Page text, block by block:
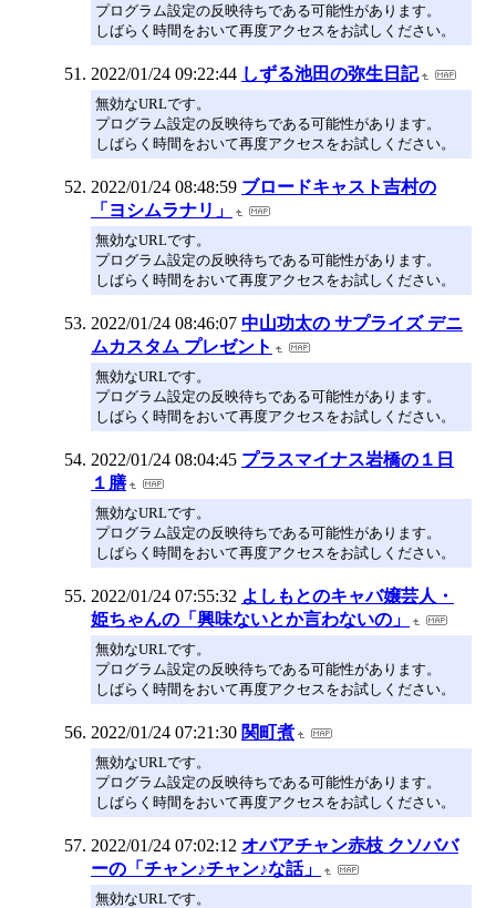
プログラム設定の反映待ちである可能性があります。
しばらく時間をおいて再度アクセスをお試しください。
2022/01/24 09:22:44 しずる池田の弥生日記
無効なURLです。
プログラム設定の反映待ちである可能性があります。
しばらく時間をおいて再度アクセスをお試しください。
2022/01/24 08:48:59 ブロードキャスト吉村の
「ヨシムラナリ」
無効なURLです。
プログラム設定の反映待ちである可能性があります。
しばらく時間をおいて再度アクセスをお試しください。
2022/01/24 08:46:07 中山功太の サプライズ デニ
ムカスタム プレゼント
無効なURLです。
プログラム設定の反映待ちである可能性があります。
しばらく時間をおいて再度アクセスをお試しください。
2022/01/24 08:04:45 プラスマイナス岩橋の１日
１膳
無効なURLです。
プログラム設定の反映待ちである可能性があります。
しばらく時間をおいて再度アクセスをお試しください。
2022/01/24 07:55:32 よしもとのキャバ嬢芸人・
姫ちゃんの「興味ないとか言わないの」
無効なURLです。
プログラム設定の反映待ちである可能性があります。
しばらく時間をおいて再度アクセスをお試しください。
2022/01/24 07:21:30 関町煮
無効なURLです。
プログラム設定の反映待ちである可能性があります。
しばらく時間をおいて再度アクセスをお試しください。
2022/01/24 07:02:12 オバアチャン赤枝 クソババ
ーの「チャン♪チャン♪な話」
無効なURLです。